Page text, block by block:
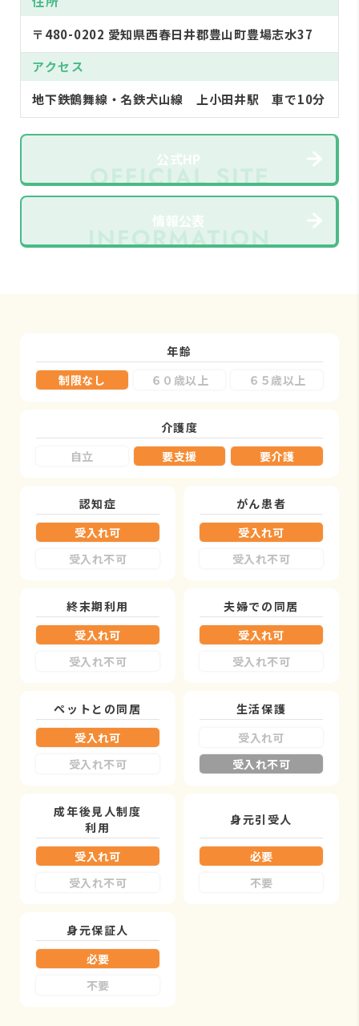
〒480-0202 愛知県西春日井郡豊山町豊場志水37
アクセス
地下鉄鶴舞線・名鉄犬山線 上小田井駅 車で10分
公式HP
情報公表
年齢
制限なし
６０歳以上 ６５歳以上
介護度
自立
要支援 要介護
認知症
受入れ可
受入れ不可
がん患者
受入れ可
受入れ不可
終末期利用
受入れ可
受入れ不可
夫婦での同居
受入れ可
受入れ不可
ペットとの同居
受入れ可
受入れ不可
生活保護
受入れ可
受入れ不可
成年後見人制度
利用
受入れ可
受入れ不可
身元引受人
必要
不要
身元保証人
必要
不要